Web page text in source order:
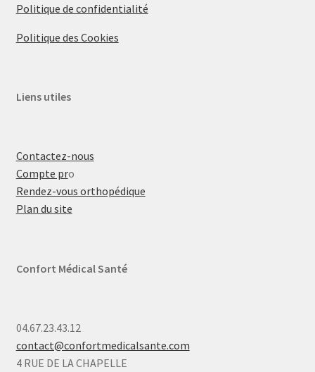
Politique de confidentialité
Politique des Cookies
Liens utiles
Contactez-nous
Compte pro
Rendez-vous orthopédique
Plan du site
Confort Médical Santé
04.67.23.43.12
contact@confortmedicalsante.com
4 RUE DE LA CHAPELLE